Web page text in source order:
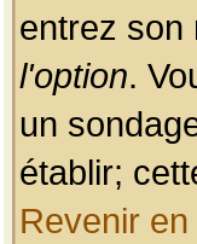
entrez son
l'option.
un
établir;
Revenir